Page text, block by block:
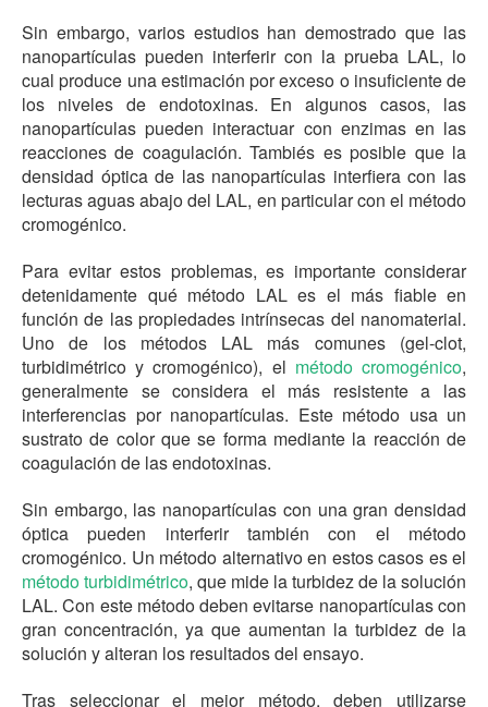
Sin embargo, varios estudios han demostrado que las
nanopartículas pueden interferir con la prueba LAL, lo
cual produce una estimación por exceso o insuficiente de
los niveles de endotoxinas. En algunos casos, las
nanopartículas pueden interactuar con enzimas en las
reacciones de coagulación. Tambiés es posible que la
densidad óptica de las nanopartículas interfiera con las
lecturas aguas abajo del LAL, en particular con el método
cromogénico.
Para evitar estos problemas, es importante considerar
detenidamente qué método LAL es el más fiable en
función de las propiedades intrínsecas del nanomaterial.
Uno de los métodos LAL más comunes (gel-clot,
turbidimétrico y cromogénico), el método cromogénico,
generalmente se considera el más resistente a las
interferencias por nanopartículas. Este método usa un
sustrato de color que se forma mediante la reacción de
coagulación de las endotoxinas.
Sin embargo, las nanopartículas con una gran densidad
óptica pueden interferir también con el método
cromogénico. Un método alternativo en estos casos es el
método turbidimétrico, que mide la turbidez de la solución
LAL. Con este método deben evitarse nanopartículas con
gran concentración, ya que aumentan la turbidez de la
solución y alteran los resultados del ensayo.
Tras seleccionar el mejor método, deben utilizarse